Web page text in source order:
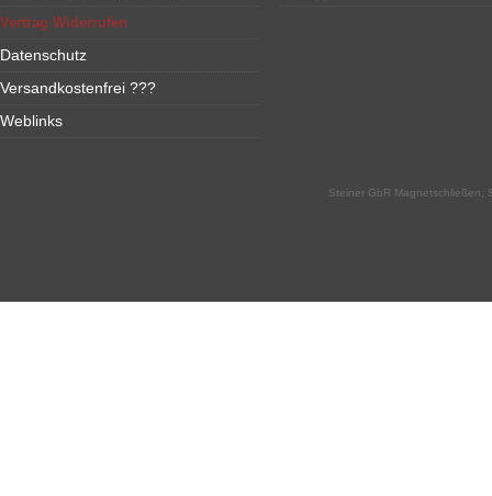
Vertrag Widerrufen
Datenschutz
Versandkostenfrei ???
Weblinks
Steiner GbR